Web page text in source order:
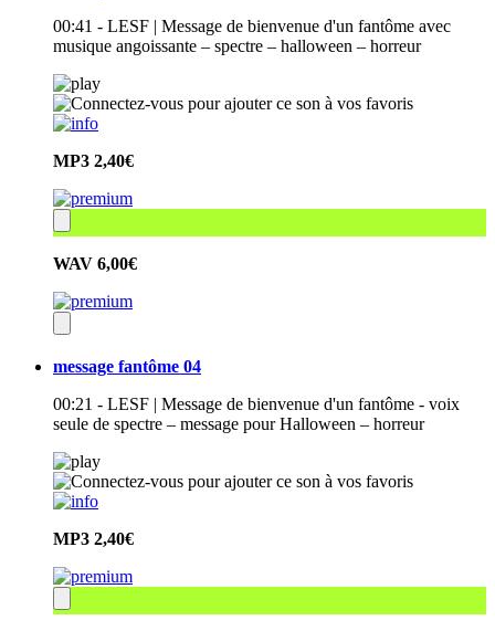
00:41 - LESF | Message de bienvenue d'un fantôme avec
musique angoissante – spectre – halloween – horreur
MP3 2,40€
WAV 6,00€
message fantôme 04
00:21 - LESF | Message de bienvenue d'un fantôme - voix
seule de spectre – message pour Halloween – horreur
MP3 2,40€